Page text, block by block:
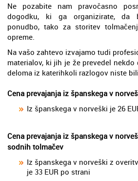
Ne pozabite nam pravočasno
dogodku, ki ga organizirate, da
ponudbo, tako za storitev
opreme.
Na vašo zahtevo izvajamo tudi
materialov, ki jih je že prevedel
deloma iz katerihkoli razlogov niste
Cena prevajanja iz španskega v
Iz španskega v norveški je 26
Cena prevajanja iz španskega v
sodnih tolmačev
Iz španskega v norveški z
je 33 EUR po strani